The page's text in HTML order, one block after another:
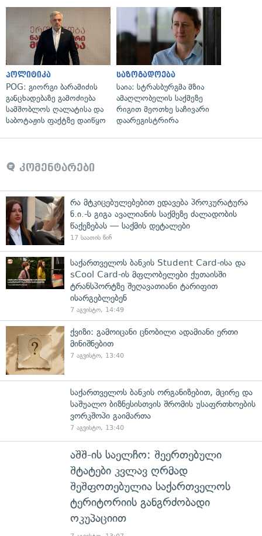
პოლიტიკა
POG: გიორგი ბარამიძის
განცხადებაზე გამოძიება
სამშობლოს ღალატისა და
საბოტაჟის ფაქტზე დაიწყო
საზოგადოება
საია: სტრასბურგმა მზია
ამაღლობელის საქმეზე
რიგით მეოთხე საჩივარი
დაარეგისტრირა
კომენტარები
რა მტკიცებულებებით ედავება პროკურატურა
ნ.ი.-ს გიგა ავალიანის საქმეზე ძალადობის
წაქეზებას — საქმის დეტალები
17 საათის წინ
საქართველოს ბანკის Student Card-ისა და
sCool Card-ის მფლობელები ქუთაისში
ტრანსპორტზე შეღავათიანი ტარიფით
ისარგებლებენ
7 აგვისტო, 14:49
ქვიზი: გამოიცანი ცნობილი ადამიანი ერთი
მინიშნებით
7 აგვისტო, 13:40
საქართველოს ბანკის ორგანიზებით, მცირე და
საშუალო ბიზნესისთვის შრომის უსაფრთხოების
ვორკშოპი გაიმართა
7 აგვისტო, 13:40
აშშ-ის საელჩო: შეერთებული
შტატები კვლავ ღრმად
შეშფოთებულია საქართველოს
ტერიტორიის განგრძობადი
ოკუპაციით